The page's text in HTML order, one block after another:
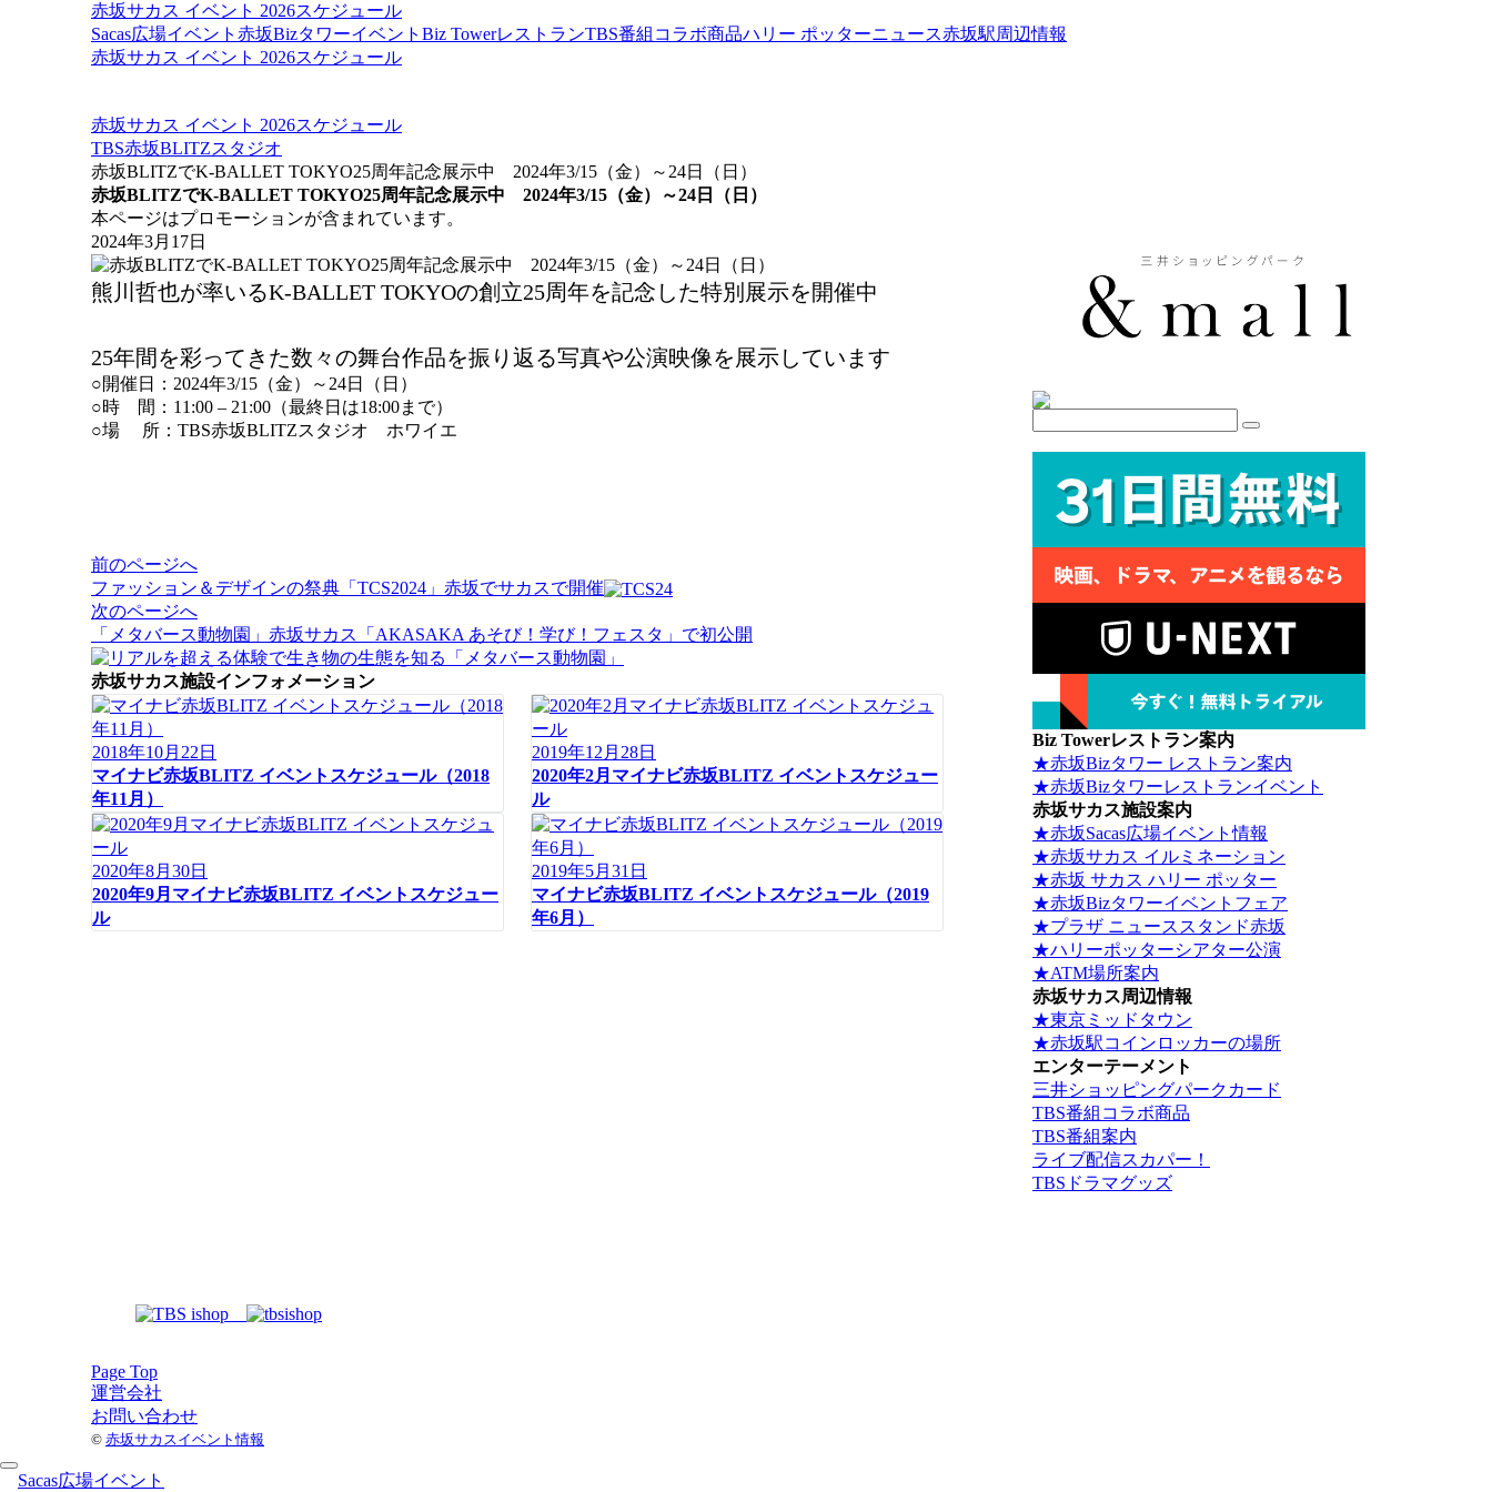
赤坂サカス イベント 2026スケジュール
Sacas広場イベント 赤坂Bizタワーイベント Biz TowerレストランTBS番組コラボ商品ハリー ポッターニュース赤坂駅周辺情報
赤坂サカス イベント 2026スケジュール
赤坂サカス イベント 2026スケジュール
TBS赤坂BLITZスタジオ
赤坂BLITZでK-BALLET TOKYO25周年記念展示中 2024年3/15（金）～24日（日）
赤坂BLITZでK-BALLET TOKYO25周年記念展示中 2024年3/15（金）～24日（日）
本ページはプロモーションが含まれています。
2024年3月17日
熊川哲也が率いるK-BALLET TOKYOの創立25周年を記念した特別展示を開催中
25年間を彩ってきた数々の舞台作品を振り返る写真や公演映像を展示しています
○開催日：2024年3/15（金）～24日（日）
○時 間：11:00 – 21:00（最終日は18:00まで）
○場 所：TBS赤坂BLITZスタジオ ホワイエ
投
稿
ナ
ビ
ゲ
ー
シ
ョ
ン
前のページへ
ファッション＆デザインの祭典「TCS2024」赤坂でサカスで開催
次のページへ
「メタバース動物園」赤坂サカス「AKASAKA あそび！学び！フェスタ」で初公開
赤坂サカス施設インフォメーション
2018年10月22日
マイナビ赤坂BLITZ イベントスケジュール（2018
年11月）
2019年12月28日
2020年2月マイナビ赤坂BLITZ イベントスケジュー
ル
2020年8月30日
2020年9月マイナビ赤坂BLITZ イベントスケジュー
ル
2019年5月31日
マイナビ赤坂BLITZ イベントスケジュール（2019
年6月）
Biz Towerレストラン案内
★赤坂Bizタワー レストラン案内
★赤坂Bizタワーレストランイベント
赤坂サカス施設案内
★赤坂Sacas広場イベント情報
★赤坂サカス イルミネーション
★赤坂 サカス ハリー ポッター
★赤坂Bizタワーイベントフェア
★プラザ ニューススタンド赤坂
★ハリーポッターシアター公演
★ATM場所案内
赤坂サカス周辺情報
★東京ミッドタウン
★赤坂駅コインロッカーの場所
エンターテーメント
三井ショッピングパークカード
TBS番組コラボ商品
TBS番組案内
ライブ配信スカパー！
TBSドラマグッズ
Page Top
運営会社
お問い合わせ
© 赤坂サカスイベント情報
Sacas広場イベント